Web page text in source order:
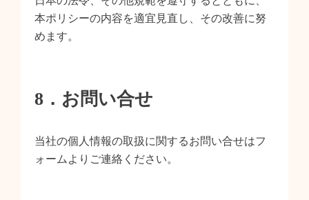
本ポリシーの内容を適宜見直し、その改善に努
めます。
8．お問い合せ
当社の個人情報の取扱に関するお問い合せはフ
ォームよりご連絡ください。